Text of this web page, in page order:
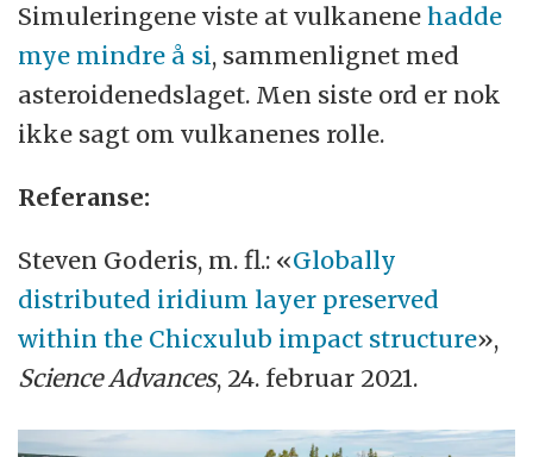
Simuleringene viste at vulkanene hadde
mye mindre å si, sammenlignet med
asteroidenedslaget. Men siste ord er nok
ikke sagt om vulkanenes rolle.
Referanse:
Steven Goderis, m. fl.: «Globally
distributed iridium layer preserved
within the Chicxulub impact structure»,
Science Advances, 24. februar 2021.